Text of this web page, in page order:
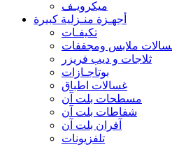
ميكرويـف
أجهـزة منـزلية كبيرة
تكيفـات
ملابس ومجففات
ثلاجات و ديب فريزر
بوتاجـازات
غسالات اطباق
مسطحات بلت آن
شفاطات بلت آن
آفران بلت آن
تلفزيونات